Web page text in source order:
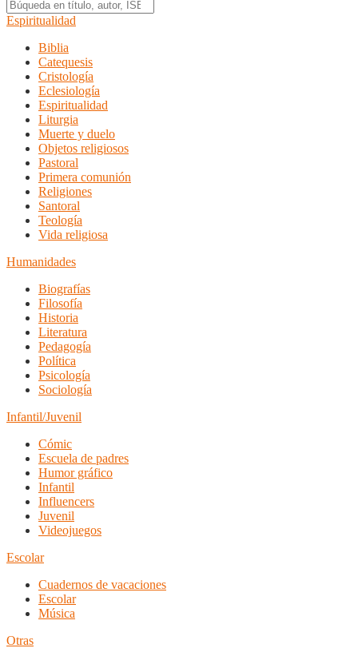
Espiritualidad
Biblia
Catequesis
Cristología
Eclesiología
Espiritualidad
Liturgia
Muerte y duelo
Objetos religiosos
Pastoral
Primera comunión
Religiones
Santoral
Teología
Vida religiosa
Humanidades
Biografías
Filosofía
Historia
Literatura
Pedagogía
Política
Psicología
Sociología
Infantil/Juvenil
Cómic
Escuela de padres
Humor gráfico
Infantil
Influencers
Juvenil
Videojuegos
Escolar
Cuadernos de vacaciones
Escolar
Música
Otras